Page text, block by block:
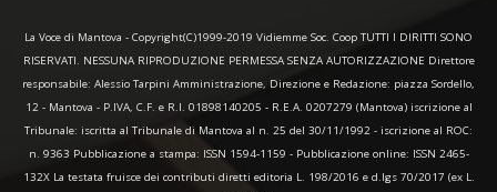
La Voce di Mantova - Copyright(C)1999-2019 Vidiemme Soc. Coop TUTTI I DIRITTI SONO
RISERVATI. NESSUNA RIPRODUZIONE PERMESSA SENZA AUTORIZZAZIONE Direttore
responsabile: Alessio Tarpini Amministrazione, Direzione e Redazione: piazza Sordello,
12 - Mantova - P.IVA, C.F. e R.I. 01898140205 - R.E.A. 0207279 (Mantova) iscrizione al
Tribunale: iscritta al Tribunale di Mantova al n. 25 del 30/11/1992 - iscrizione al ROC:
n. 9363 Pubblicazione a stampa: ISSN 1594-1159 - Pubblicazione online: ISSN 2465-
132X La testata fruisce dei contributi diretti editoria L. 198/2016 e d.lgs 70/2017 (ex L.